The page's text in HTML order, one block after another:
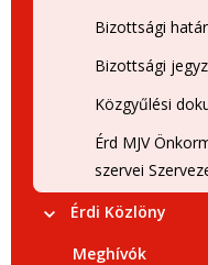
Bizottsági
Bizottsági
Közgyűlési
Érd MJV
szervei
Érdi Közlöny
Meghívók